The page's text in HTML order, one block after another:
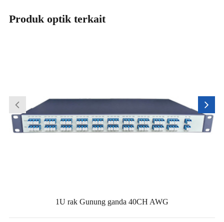
Produk optik terkait
1U rak Gunung ganda 40CH AWG